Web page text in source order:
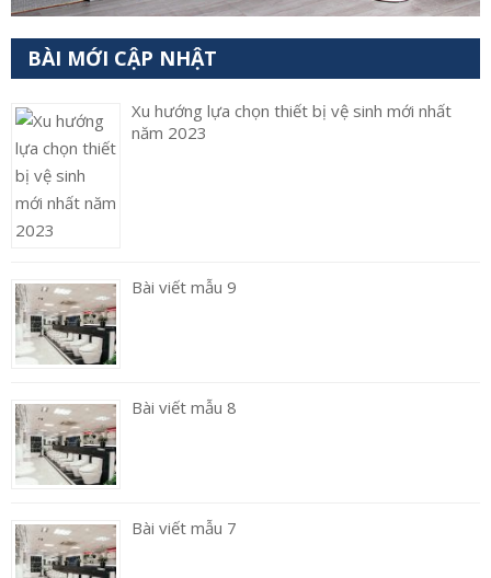
BÀI MỚI CẬP NHẬT
Xu hướng lựa chọn thiết bị vệ sinh mới nhất
năm 2023
Bài viết mẫu 9
Bài viết mẫu 8
Bài viết mẫu 7